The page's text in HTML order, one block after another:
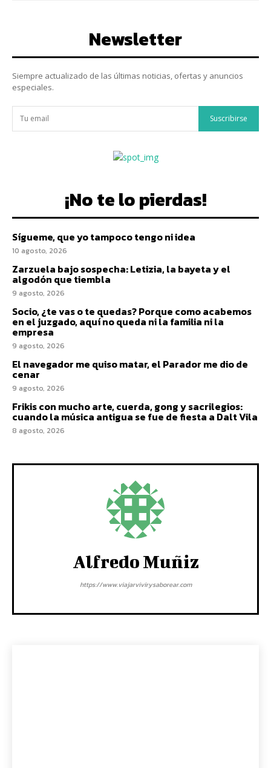
Newsletter
Siempre actualizado de las últimas noticias, ofertas y anuncios
especiales.
Suscribirse
¡No te lo pierdas!
Sígueme, que yo tampoco tengo ni idea
10 agosto, 2026
Zarzuela bajo sospecha: Letizia, la bayeta y el
algodón que tiembla
9 agosto, 2026
Socio, ¿te vas o te quedas? Porque como acabemos
en el juzgado, aquí no queda ni la familia ni la
empresa
9 agosto, 2026
El navegador me quiso matar, el Parador me dio de
cenar
9 agosto, 2026
Frikis con mucho arte, cuerda, gong y sacrilegios:
cuando la música antigua se fue de fiesta a Dalt Vila
8 agosto, 2026
Alfredo Muñiz
https://www.viajarvivirysaborear.com